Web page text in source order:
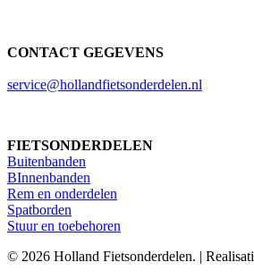
CONTACT GEGEVENS
service@hollandfietsonderdelen.nl
FIETSONDERDELEN
Buitenbanden
BInnenbanden
Rem en onderdelen
Spatborden
Stuur en toebehoren
© 2026 Holland Fietsonderdelen. |